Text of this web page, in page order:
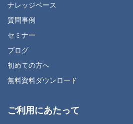
ナレッジベース
質問事例
セミナー
ブログ
初めての方へ
無料資料ダウンロード
ご利用にあたって